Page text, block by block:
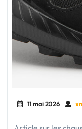
11 mai 2026